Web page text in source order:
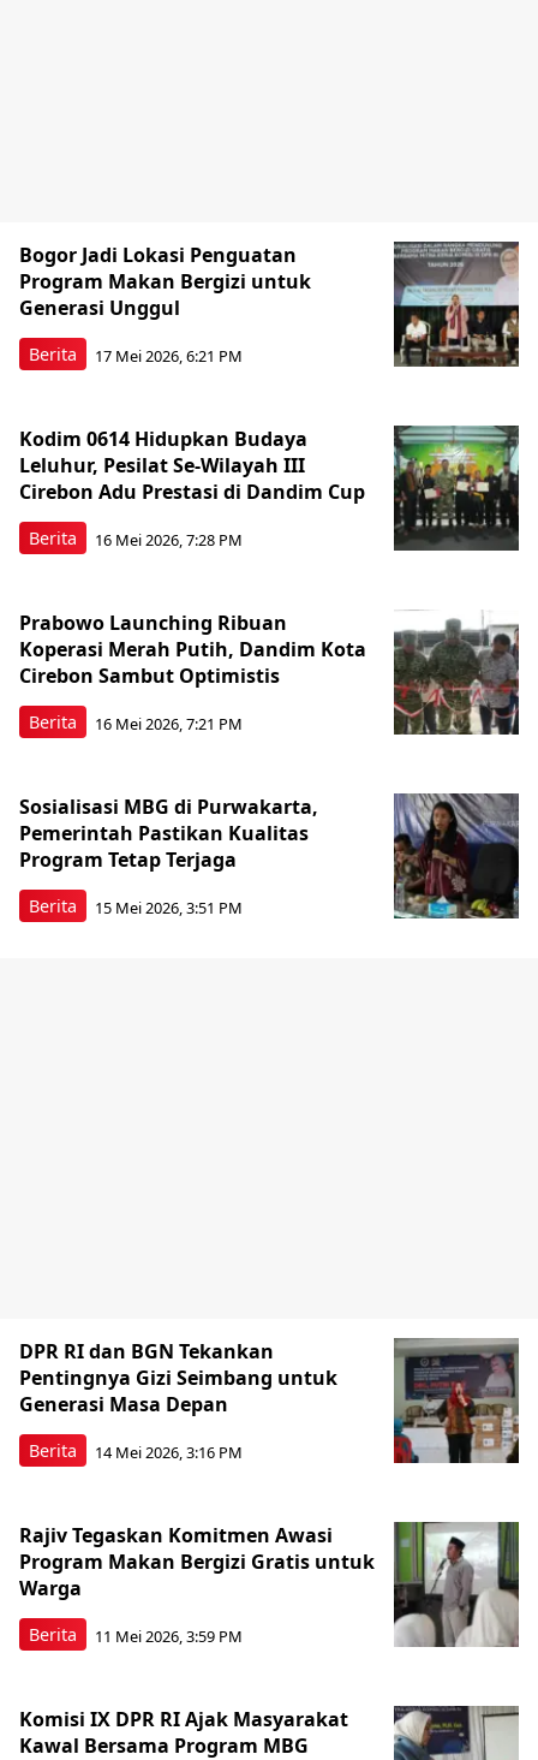
Berita
Bogor Jadi Lokasi Penguatan
Program Makan Bergizi untuk
Generasi Unggul
17 Mei 2026, 6:21 PM
Berita
Kodim 0614 Hidupkan Budaya
Leluhur, Pesilat Se-Wilayah III
Cirebon Adu Prestasi di Dandim Cup
16 Mei 2026, 7:28 PM
Berita
Prabowo Launching Ribuan
Koperasi Merah Putih, Dandim Kota
Cirebon Sambut Optimistis
16 Mei 2026, 7:21 PM
Berita
Sosialisasi MBG di Purwakarta,
Pemerintah Pastikan Kualitas
Program Tetap Terjaga
15 Mei 2026, 3:51 PM
Berita
DPR RI dan BGN Tekankan
Pentingnya Gizi Seimbang untuk
Generasi Masa Depan
14 Mei 2026, 3:16 PM
Berita
Rajiv Tegaskan Komitmen Awasi
Program Makan Bergizi Gratis untuk
Warga
11 Mei 2026, 3:59 PM
Komisi IX DPR RI Ajak Masyarakat
Kawal Bersama Program MBG